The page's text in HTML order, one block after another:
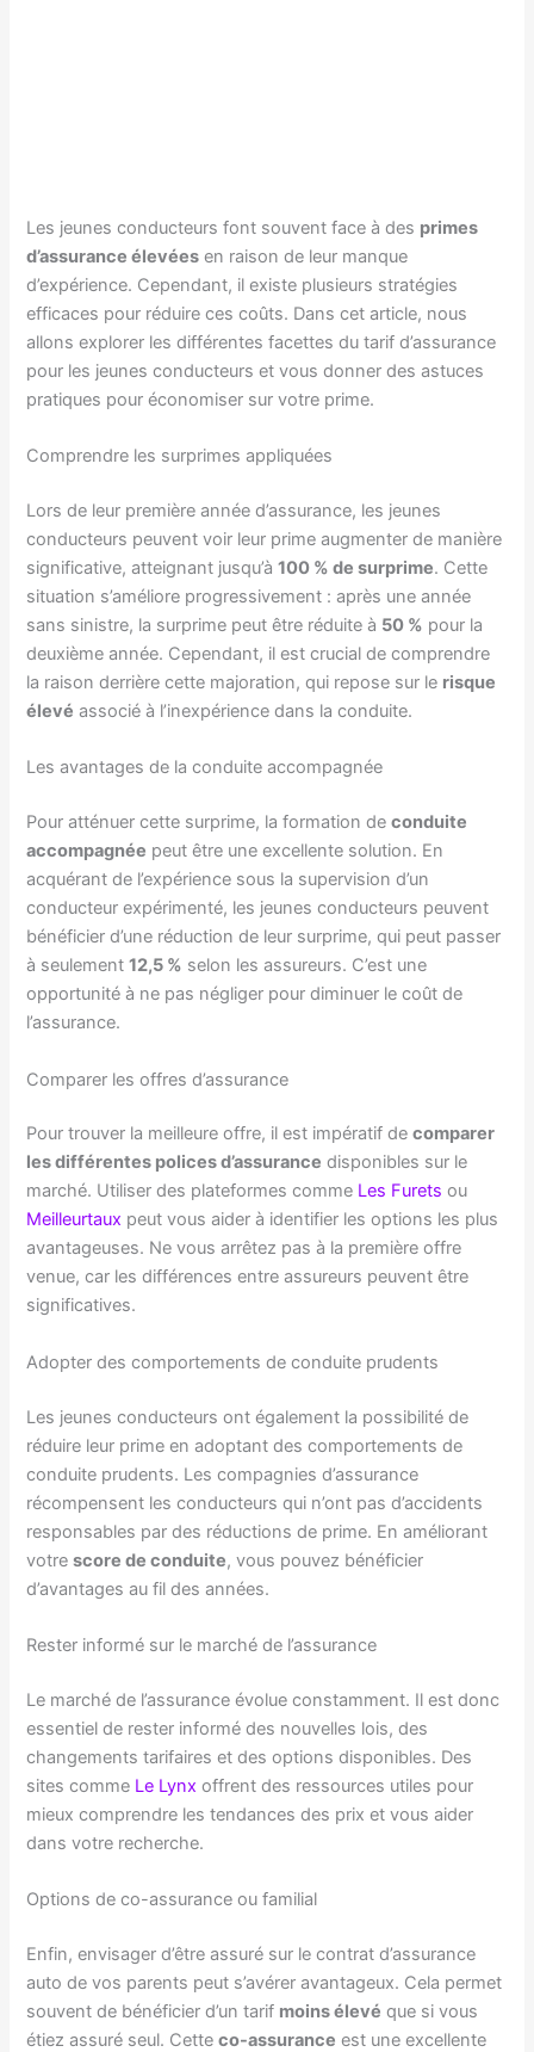
Les jeunes conducteurs font souvent face à des primes
d’assurance élevées en raison de leur manque
d’expérience. Cependant, il existe plusieurs stratégies
efficaces pour réduire ces coûts. Dans cet article, nous
allons explorer les différentes facettes du tarif d’assurance
pour les jeunes conducteurs et vous donner des astuces
pratiques pour économiser sur votre prime.
Comprendre les surprimes appliquées
Lors de leur première année d’assurance, les jeunes
conducteurs peuvent voir leur prime augmenter de manière
significative, atteignant jusqu’à100 % de surprime. Cette
situation s’améliore progressivement : après une année
sans sinistre, la surprime peut être réduite à 50 % pour la
deuxième année. Cependant, il est crucial de comprendre
la raison derrière cette majoration, qui repose sur le risque
élevé associé à l’inexpérience dans la conduite.
Les avantages de la conduite accompagnée
Pour atténuer cette surprime, la formation deconduite
accompagnée peut être une excellente solution. En
acquérant de l’expérience sous la supervision d’un
conducteur expérimenté, les jeunes conducteurs peuvent
bénéficier d’une réduction de leur surprime, qui peut passer
à seulement12,5 % selon les assureurs. C’est une
opportunité à ne pas négliger pour diminuer le coût de
l’assurance.
Comparer les offres d’assurance
Pour trouver la meilleure offre, il est impératif decomparer
les différentes polices d’assurance disponibles sur le
marché. Utiliser des plateformes comme Les Furets ou
Meilleurtaux peut vous aider à identifier les options les plus
avantageuses. Ne vous arrêtez pas à la première offre
venue, car les différences entre assureurs peuvent être
significatives.
Adopter des comportements de conduite prudents
Les jeunes conducteurs ont également la possibilité de
réduire leur prime en adoptant des comportements de
conduite prudents. Les compagnies d’assurance
récompensent les conducteurs qui n’ont pas d’accidents
responsables par des réductions de prime. En améliorant
votrescore de conduite, vous pouvez bénéficier
d’avantages au fil des années.
Rester informé sur le marché de l’assurance
Le marché de l’assurance évolue constamment. Il est donc
essentiel de rester informé des nouvelles lois, des
changements tarifaires et des options disponibles. Des
sites comme Le Lynx offrent des ressources utiles pour
mieux comprendre les tendances des prix et vous aider
dans votre recherche.
Options de co-assurance ou familial
Enfin, envisager d’être assuré sur le contrat d’assurance
auto de vos parents peut s’avérer avantageux. Cela permet
souvent de bénéficier d’un tarif moins élevé que si vous
étiez assuré seul. Cetteco-assurance est une excellente